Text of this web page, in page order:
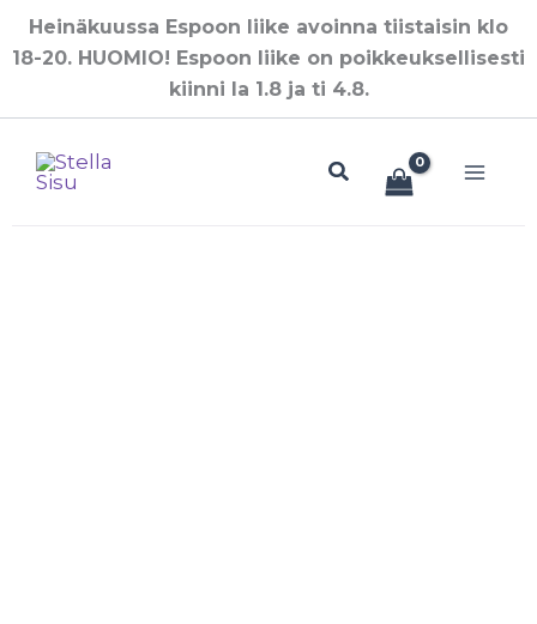
Siirry
sisältöön
Heinäkuussa Espoon liike avoinna tiistaisin klo
18-20. HUOMIO! Espoon liike on poikkeuksellisesti
kiinni la 1.8 ja ti 4.8.
Hae